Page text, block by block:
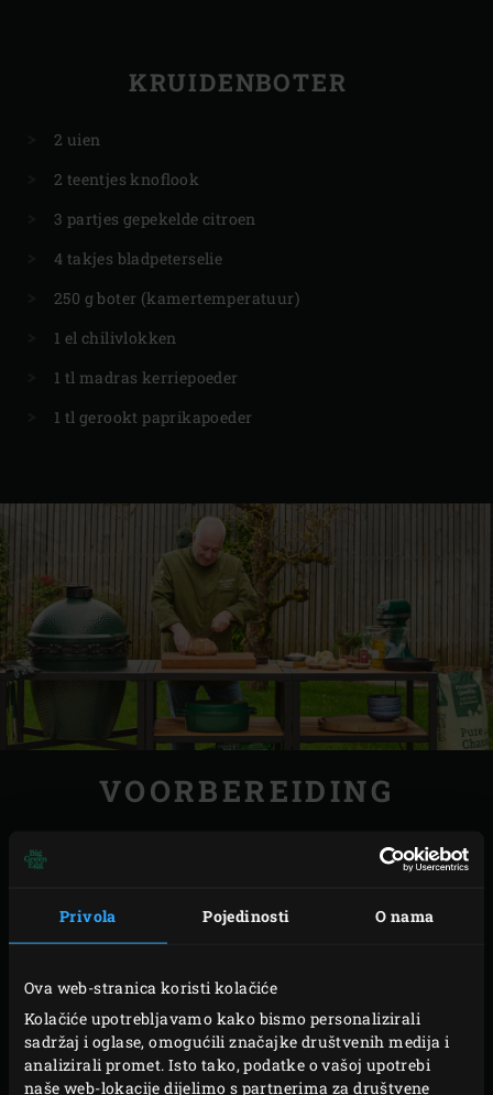
Privola Pojedinosti O nama
Ova web-stranica koristi kolačiće
Kolačiće upotrebljavamo kako bismo personalizirali
sadržaj i oglase, omogućili značajke društvenih medija i
analizirali promet. Isto tako, podatke o vašoj upotrebi
naše web-lokacije dijelimo s partnerima za društvene
KRUIDENBOTER
2 uien
2 teentjes knoflook
3 partjes gepekelde citroen
4 takjes bladpeterselie
250 g boter (kamertemperatuur)
1 el chilivlokken
1 tl madras kerriepoeder
1 tl gerookt paprikapoeder
VOORBEREIDING
in de Big Green Egg aan en
rvs-roostertot
een temperatuur van 180 °C. Pel en snipper intussen
voor de kruidenboter de uien en de knoflook. Snijd
gooi dit weg) en snijd de schillen fijn. Snijd de takjes
peterselie fijn.
Voeg de boter, ui, knoflook, gepekelde citroenschil,